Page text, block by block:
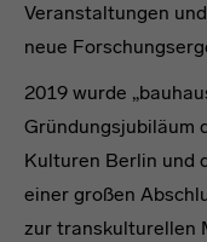
Veranstaltungen
neue
2019 wurde
Gründungsjubiläum
Kulturen Berlin und
einer großen
zur transkulturellen